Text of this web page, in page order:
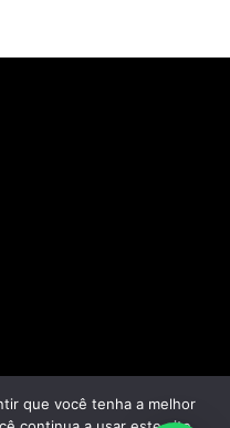
que você tenha a melhor